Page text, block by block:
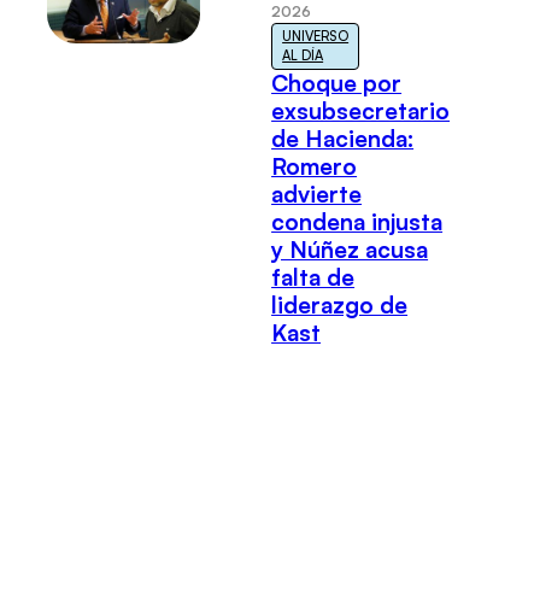
2026
UNIVERSO
AL DÍA
Choque por
exsubsecretario
de Hacienda:
Romero
advierte
condena injusta
y Núñez acusa
falta de
liderazgo de
Kast